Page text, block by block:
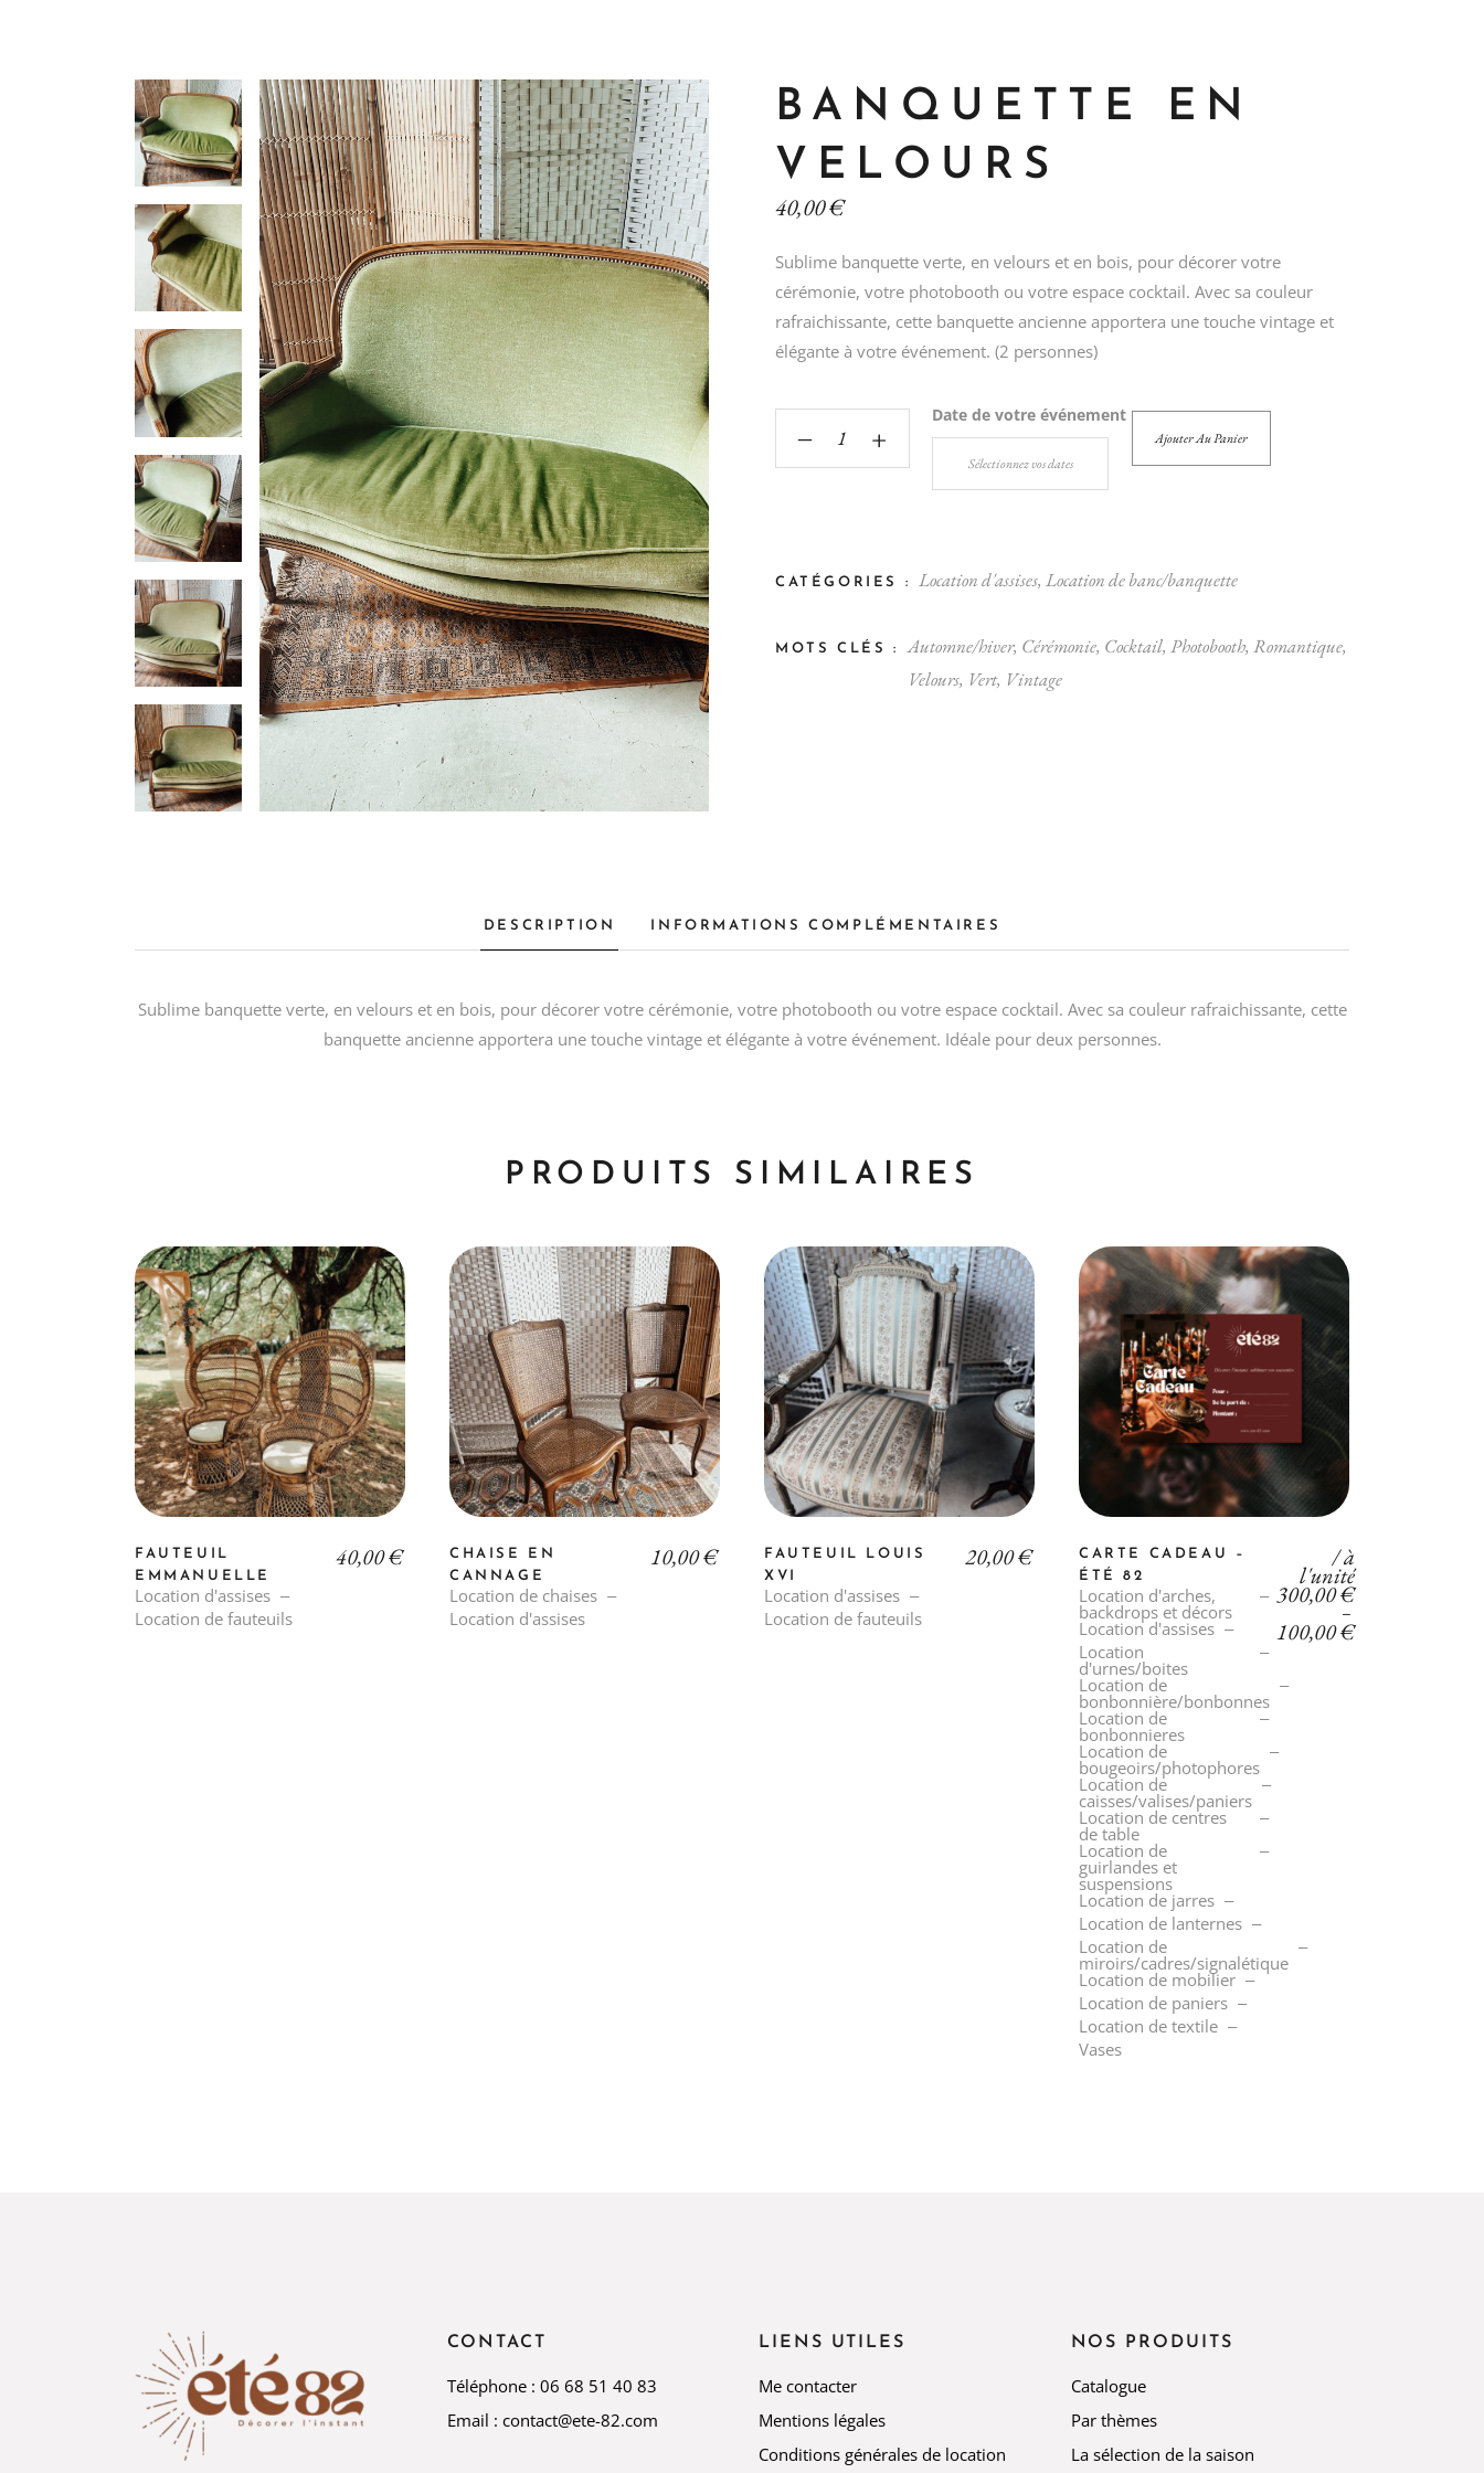
BANQUETTE EN
VELOURS
40,00€
Sublime banquette verte, en velours et en bois, pour décorer votre
cérémonie, votre photobooth ou votre espace cocktail. Avec sa couleur
rafraichissante, cette banquette ancienne apportera une touche vintage et
élégante à votre événement. (2 personnes)
‒ +
Date de votre événement
Ajouter Au Panier
CATÉGORIES : Location d'assises,Location de banc/banquette
MOTS CLÉS : Automne/hiver, Cérémonie, Cocktail, Photobooth, Romantique,
Velours, Vert, Vintage
DESCRIPTION INFORMATIONS COMPLÉMENTAIRES
Sublime banquette verte, en velours et en bois, pour décorer votre cérémonie, votre photobooth ou votre espace cocktail. Avec sa couleur rafraichissante, cette
banquette ancienne apportera une touche vintage et élégante à votre événement. Idéale pour deux personnes.
PRODUITS SIMILAIRES
FAUTEUIL
EMMANUELLE
Location d'assises
Location de fauteuils
40,00€
CHAISE EN
CANNAGE
Location de chaises
Location d'assises
10,00€
FAUTEUIL LOUIS
XVI
Location d'assises
Location de fauteuils
20,00€
CARTE CADEAU –
ÉTÉ 82
Location d'arches,
backdrops et décors
Location d'assises
Location
d'urnes/boites
Location de
bonbonnière/bonbonnes
Location de
bonbonnieres
Location de
bougeoirs/photophores
Location de
caisses/valises/paniers
Location de centres
de table
Location de
guirlandes et
suspensions
Location de jarres
Location de lanternes
Location de
miroirs/cadres/signalétique
Location de mobilier
Location de paniers
Location de textile
Vases
100,00€
–
300,00€
/ à
l'unité
CONTACT
Téléphone : 06 68 51 40 83
Email : contact@ete-82.com
LIENS UTILES
Me contacter
Mentions légales
Conditions générales de location
NOS PRODUITS
Catalogue
Par thèmes
La sélection de la saison